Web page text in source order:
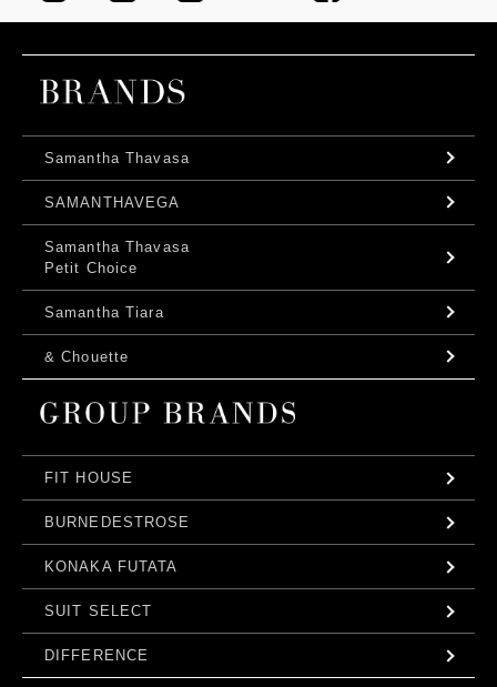
Samantha Thavasa
SAMANTHAVEGA
Samantha Thavasa
Petit Choice
Samantha Tiara
& Chouette
FIT HOUSE
BURNEDESTROSE
KONAKA FUTATA
SUIT SELECT
DIFFERENCE